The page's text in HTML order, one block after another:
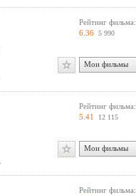
Рейтинг фильма:
6.36 5 990
Мои фильмы
Рейтинг фильма:
5.41
12 115
Мои фильмы
Рейтинг фильма: